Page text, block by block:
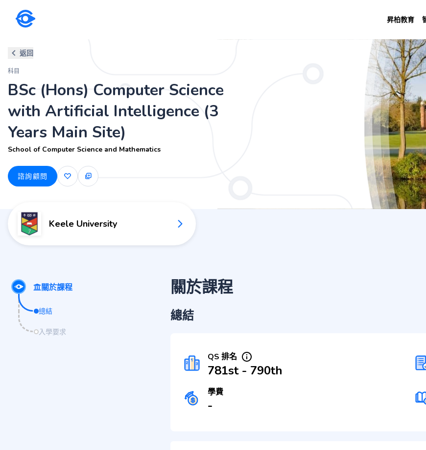
昇柏教育
BSc (Hons) Computer Science with Artificial Intelligence (3 Years
返回
科目
BSc (Hons) Computer Science
with Artificial Intelligence (3
Years Main Site)
School of Computer Science and Mathematics
諮詢顧問
Keele University
關於課程
總結
入學要求
關於課程
總結
QS 排名
781st - 790th
學費
-